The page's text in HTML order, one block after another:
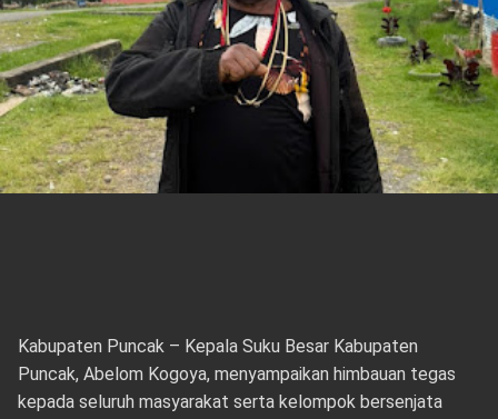
Kabupaten Puncak – Kepala Suku Besar Kabupaten
Puncak, Abelom Kogoya, menyampaikan himbauan tegas
kepada seluruh masyarakat serta kelompok bersenjata